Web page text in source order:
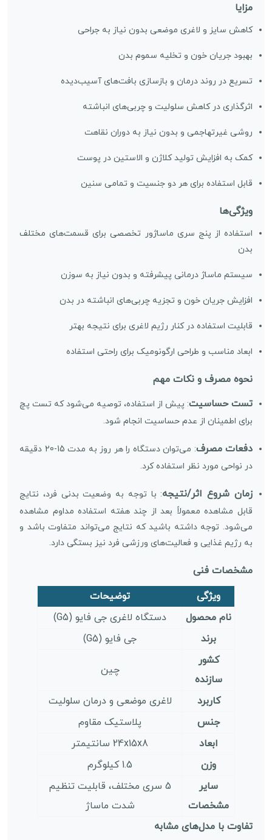
مزایا
کاهش سایز و لاغری موضعی بدون نیاز به جراحی
بهبود جریان خون و تخلیه سموم بدن
تسریع در روند درمان و بازسازی بافت‌های آسیب‌دیده
اثرگذاری در کاهش سلولیت و چربی‌های انباشته
روشی غیرتهاجمی و بدون نیاز به دوران نقاهت
کمک به افزایش تولید کلاژن و الاستین در پوست
قابل استفاده برای هر دو جنسیت و تمامی سنین
ویژگی‌ها
استفاده از پنج سری ماساژور تخصصی برای قسمت‌های مختلف
بدن
سیستم ماساژ درمانی پیشرفته و بدون نیاز به سوزن
افزایش جریان خون و تجزیه چربی‌های انباشته در بدن
قابلیت استفاده در کنار رژیم لاغری برای نتیجه بهتر
ابعاد مناسب و طراحی ارگونومیک برای راحتی استفاده
نحوه مصرف و نکات مهم
تست حساسیت: پیش از استفاده، توصیه می‌شود که تست پچ
برای اطمینان از عدم حساسیت انجام شود.
دفعات مصرف
: می‌توان دستگاه را هر روز به مدت 15-20 دقیقه
در نواحی مورد نظر استفاده کرد.
زمان شروع اثر/نتیجه: با توجه به وضعیت بدنی فرد، نتایج
قابل مشاهده معمولاً بعد از چند هفته استفاده مداوم مشاهده
می‌شود. توجه داشته باشید که نتایج می‌تواند متفاوت باشد و
به رژیم غذایی و فعالیت‌های ورزشی فرد نیز بستگی دارد.
مشخصات فنی
ویژگی
توضیحات
نام محصول
دستگاه لاغری جی فایو (G5)
برند
جی فایو (G5)
کشور
سازنده
چین
کاربرد
لاغری موضعی و درمان سلولیت
جنس
پلاستیک مقاوم
ابعاد
24x15x8 سانتیمتر
وزن
1.5 کیلوگرم
سایر
مشخصات
5 سری مختلف، قابلیت تنظیم
شدت ماساژ
تفاوت با مدل‌های مشابه